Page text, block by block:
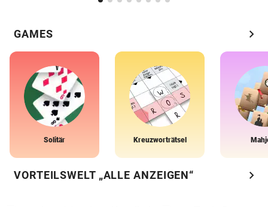
GAMES chevron_right
Solitär Kreuzworträtsel
VORTEILSWELT „ALLE ANZEIGEN“ chevron_right